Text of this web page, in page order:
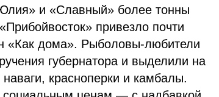
и «Славный» более тонны
привезло почти
«Как дома». Рыболовы-любители
губернатора и выделили на
красноперки и камбалы.